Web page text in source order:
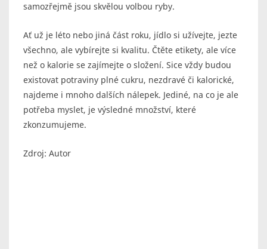
samozřejmě jsou skvělou volbou ryby.
Ať už je léto nebo jiná část roku, jídlo si užívejte, jezte
všechno, ale vybírejte si kvalitu. Čtěte etikety, ale více
než o kalorie se zajímejte o složení. Sice vždy budou
existovat potraviny plné cukru, nezdravé či kalorické,
najdeme i mnoho dalších nálepek. Jediné, na co je ale
potřeba myslet, je výsledné množství, které
zkonzumujeme.
Zdroj: Autor